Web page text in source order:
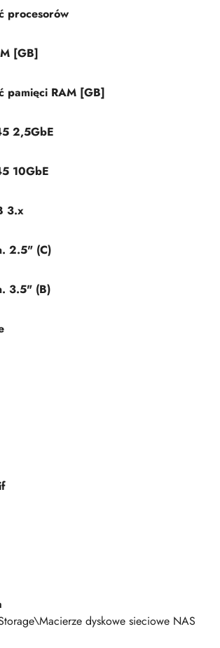
procesorów
[GB]
pamięci RAM [GB]
2,5GbE
10GbE
3.x
2.5" (C)
3.5" (B)
dyskowe sieciowe NAS